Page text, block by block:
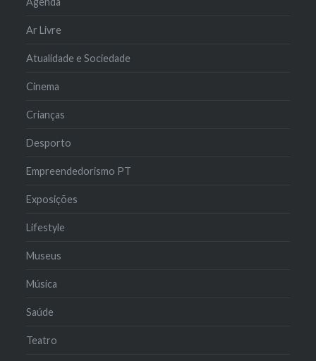
Ar Livre
Atualidade e Sociedade
Cinema
Crianças
Desporto
Empreendedorismo PT
Exposições
Lifestyle
Museus
Música
Saúde
Teatro